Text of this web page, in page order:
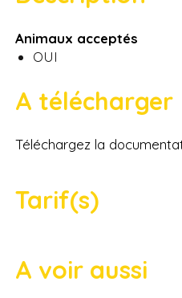
Animaux acceptés
OUI
A télécharger
Téléchargez la
Tarif(s)
A voir aussi